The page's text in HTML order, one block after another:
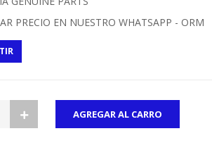
PRECIO EN NUESTRO WHATSAPP - ORM